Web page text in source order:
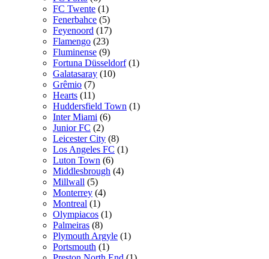
FC Twente (1)
Fenerbahce (5)
Feyenoord (17)
Flamengo (23)
Fluminense (9)
Fortuna Düsseldorf (1)
Galatasaray (10)
Grêmio (7)
Hearts (11)
Huddersfield Town (1)
Inter Miami (6)
Junior FC (2)
Leicester City (8)
Los Angeles FC (1)
Luton Town (6)
Middlesbrough (4)
Millwall (5)
Monterrey (4)
Montreal (1)
Olympiacos (1)
Palmeiras (8)
Plymouth Argyle (1)
Portsmouth (1)